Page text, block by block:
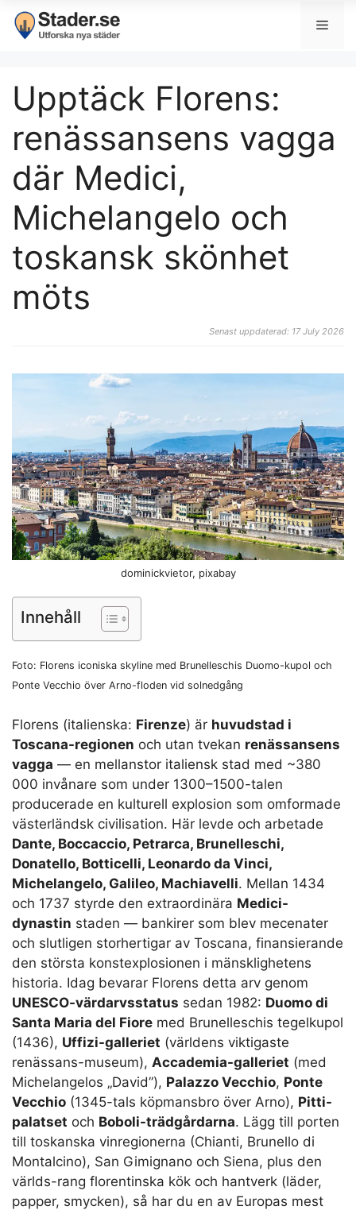
Upptäck Florens:
renässansens vagga
där Medici,
Michelangelo och
toskansk skönhet
möts
Senast uppdaterad: 17 July 2026
dominickvietor, pixabay
Innehåll
Foto: Florens iconiska skyline med Brunelleschis Duomo-kupol och
Ponte Vecchio över Arno-floden vid solnedgång
Florens (italienska: Firenze) är huvudstad i
Toscana-regionen och utan tvekan renässansens
vagga — en mellanstor italiensk stad med ~380
000 invånare som under 1300–1500-talen
producerade en kulturell explosion som omformade
västerländsk civilisation. Här levde och arbetade
Dante, Boccaccio, Petrarca, Brunelleschi,
Donatello, Botticelli, Leonardo da Vinci,
Michelangelo, Galileo, Machiavelli. Mellan 1434
och 1737 styrde den extraordinära Medici-
dynastin staden — bankirer som blev mecenater
och slutligen storhertigar av Toscana, finansierande
den största konstexplosionen i mänsklighetens
historia. Idag bevarar Florens detta arv genom
UNESCO-värdarvsstatus sedan 1982: Duomo di
Santa Maria del Fiore med Brunelleschis tegelkupol
(1436), Uffizi-galleriet (världens viktigaste
renässans-museum), Accademia-galleriet (med
Michelangelos „David”), Palazzo Vecchio, Ponte
Vecchio (1345-tals köpmansbro över Arno), Pitti-
palatset och Boboli-trädgårdarna. Lägg till porten
till toskanska vinregionerna (Chianti, Brunello di
Montalcino), San Gimignano och Siena, plus den
världs-rang florentinska kök och hantverk (läder,
papper, smycken), så har du en av Europas mest